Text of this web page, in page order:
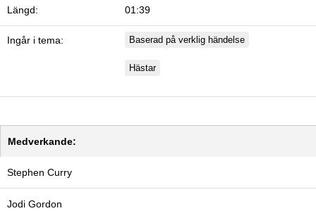
Längd: 01:39
Ingår i tema: Baserad på verklig händelse
Hästar
Medverkande:
Stephen Curry
Jodi Gordon